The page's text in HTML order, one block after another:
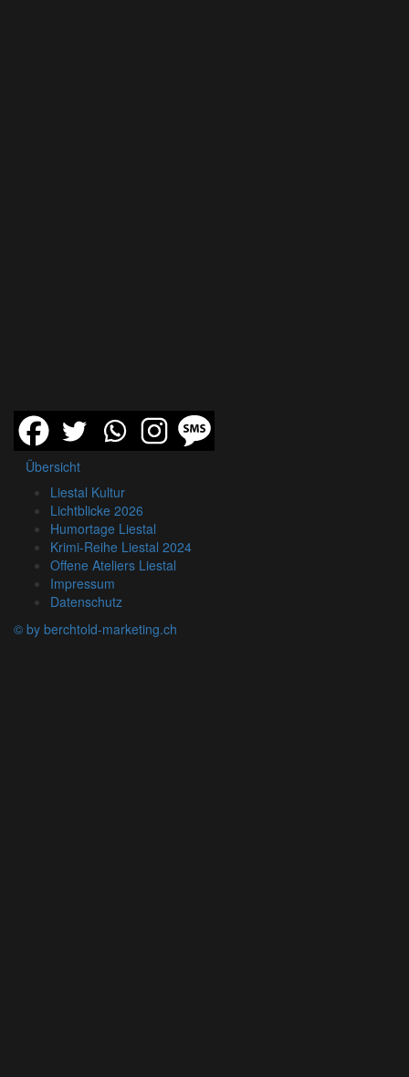
Übersicht
Liestal Kultur
Lichtblicke 2026
Humortage Liestal
Krimi-Reihe Liestal 2024
Offene Ateliers Liestal
Impressum
Datenschutz
© by berchtold-marketing.ch